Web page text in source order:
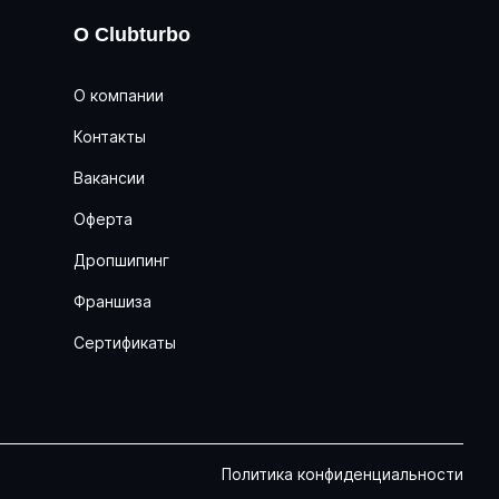
О Clubturbo
О компании
Контакты
Вакансии
Оферта
Дропшипинг
Франшиза
Сертификаты
Политика конфиденциальности